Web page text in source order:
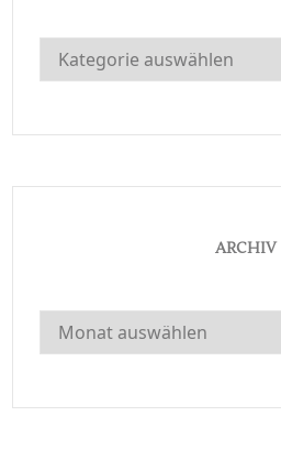
Kategorien
ARCHIV
Archiv